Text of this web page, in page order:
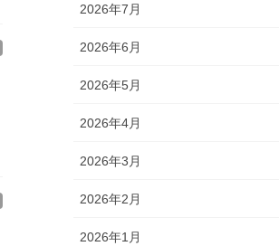
2026年7月
2026年6月
2026年5月
2026年4月
2026年3月
2026年2月
2026年1月